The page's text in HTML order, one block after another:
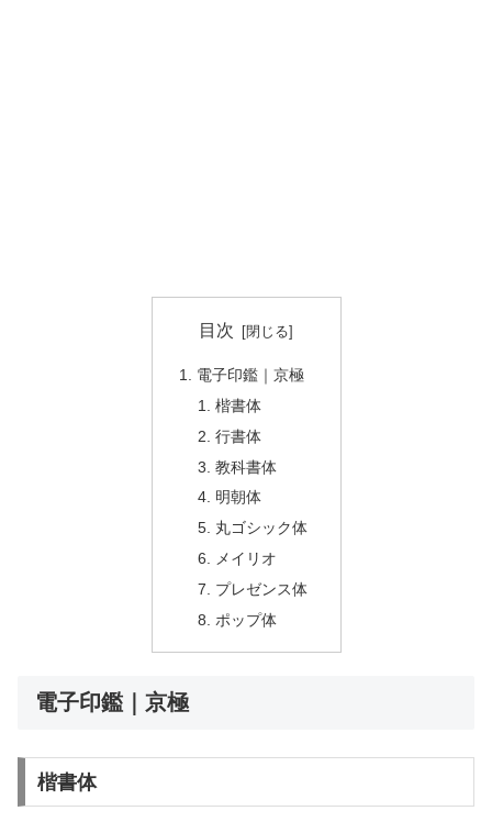
目次
電子印鑑｜京極
楷書体
行書体
教科書体
明朝体
丸ゴシック体
メイリオ
プレゼンス体
ポップ体
電子印鑑｜京極
楷書体